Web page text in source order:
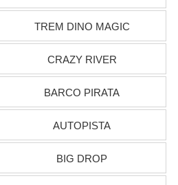
TREM DINO MAGIC
CRAZY RIVER
BARCO PIRATA
AUTOPISTA
BIG DROP